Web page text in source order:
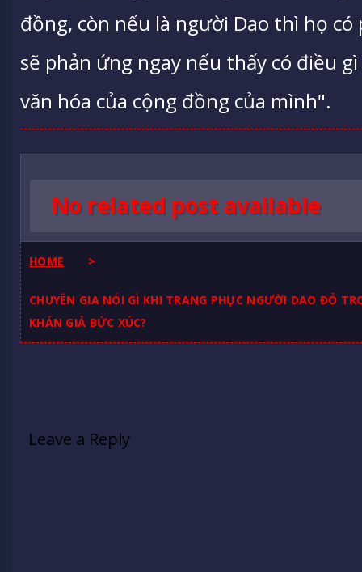
đồng, còn nếu là người Dao thì họ
sẽ phản ứng ngay nếu thấy có điều
văn hóa của cộng đồng của mình".
No related post available
HOME >
CHUYÊN GIA NÓI GÌ KHI TRANG PHỤC NGƯỜI DAO ĐỎ
KHÁN GIẢ BỨC XÚC?
Leave a Reply